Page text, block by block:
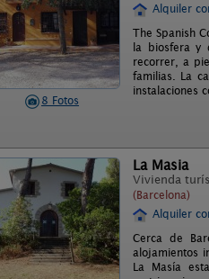
8 Fotos
Alquiler
The Spanish
la biosfera y
recorrer, a
familias. La
instalaciones
La Masia
Vivienda
(Barcelona)
Alquiler
Cerca de
alojamientos
La Masía